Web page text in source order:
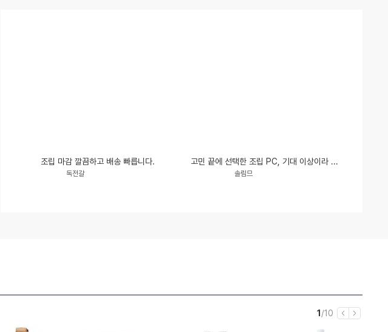
조립 마감 깔끔하고 배송 빠릅니다.
닉
독전갈
고민 끝에 선택한 조립 PC, 기대 이상이라 진작 바꿀 걸 그랬네요
닉
솔림므
현
1 /전
10
이 다